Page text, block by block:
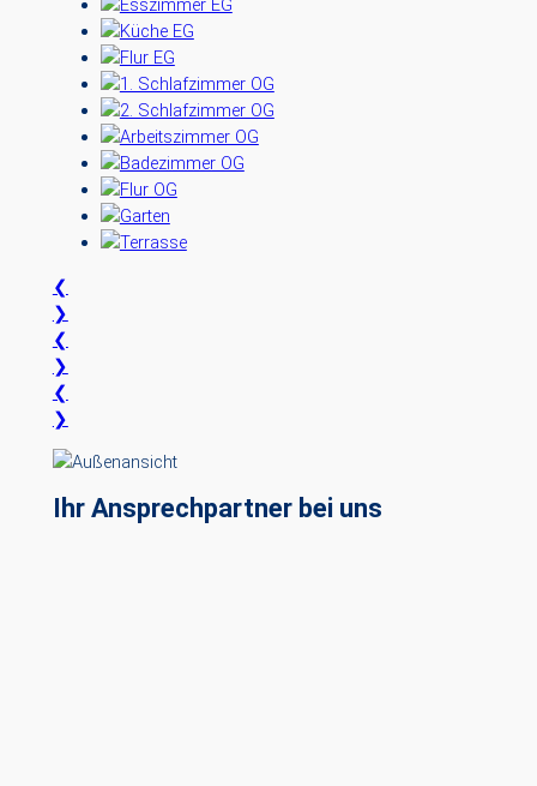
❮
❯
❮
❯
❮
❯
Ihr Ansprechpartner bei uns